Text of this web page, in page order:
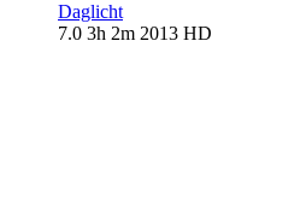
Daglicht
7.0 3h 2m 2013 HD